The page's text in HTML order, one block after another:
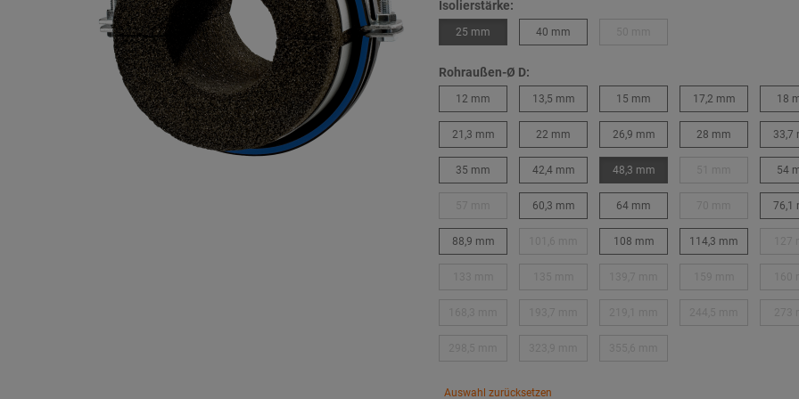
Isolierstärke:
25 mm 40 mm
Rohraußen-Ø D:
12 mm 13,5 mm 15 mm 17,2 mm 18
21,3 mm 22 mm 26,9 mm 28 mm 33,7
35 mm 42,4 mm 48,3 mm 54
60,3 mm 64 mm 76,1
88,9 mm 108 mm 114,3 mm
Auswahl zurücksetzen